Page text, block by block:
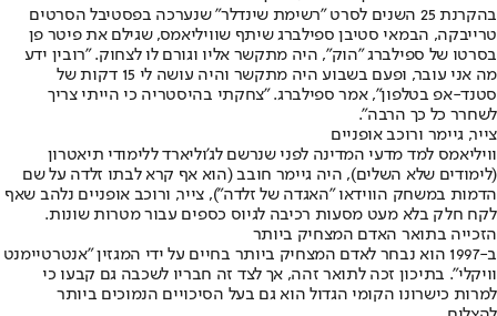
בהקרנת 25 השנים לסרט "רשימת שינדלר" שנערכה בפסטיבל הסרטים
טרייבקה, הבמאי סטיבן ספילברג שיתף שוויליאמס, שגילם את פיטר פן
בסרטו של ספילברג "הוק", היה מתקשר אליו וגורם לו לצחוק. "רובין ידע
מה אני עובר, ופעם בשבוע היה מתקשר והיה עושה לי 15 דקות של
סטנד-אפ בטלפון", אמר ספילברג. "צחקתי בהיסטריה כי הייתי צריך
לשחרר כל כך הרבה".
צייר, גיימר ורוכב אופניים
וויליאמס למד מדעי המדינה לפני שנרשם לג'וליארד ללימודי תיאטרון
(לימודים שלא השלים), היה גיימר חובב (הוא אף קרא לבתו זלדה על שם
הדמות במשחק הווידאו "האגדה של זלדה"), צייר, ורוכב אופניים נלהב שאף
לקח חלק בלא מעט מסעות רכיבה לגיוס כספים עבור מטרות שונות.
הזכייה בתואר האדם המצחיק ביותר
ב-1997 הוא נבחר לאדם המצחיק ביותר בחיים על ידי המגזין "אנטרטיימנט
וויקלי". בתיכון זכה לתואר זהה, אך לצד זה חבריו לשכבה גם קבעו כי
למרות כישרונו הקומי הגדול הוא גם בעל הסיכויים הנמוכים ביותר